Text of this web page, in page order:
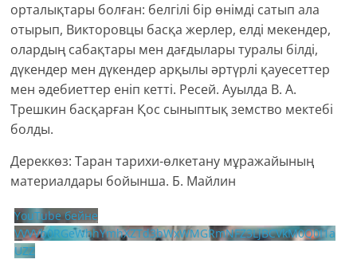
орталықтары болған: белгілі бір өнімді сатып ала
отырып, Викторовцы басқа жерлер, елді мекендер,
олардың сабақтары мен дағдылары туралы білді,
дүкендер мен дүкендер арқылы әртүрлі қауесеттер
мен әдебиеттер еніп кетті. Ресей. Ауылда В. А.
Трешкин басқарған Қос сыныптық земство мектебі
болды.
Дереккөз: Таран тарихи-өлкетану мұражайының
материалдары бойынша. Б. Майлин
YouTube бейне
VVVVb0RGeWhhYmhXZTd3bWxWMGRmNFZ3LjBCVkM0Q0I1a
UZZ